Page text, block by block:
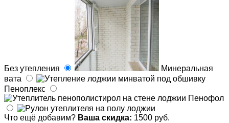
Без утепления
Минеральная
вата
Пеноплекс
Пенофол
Что ещё добавим? Ваша скидка: 1500 руб.